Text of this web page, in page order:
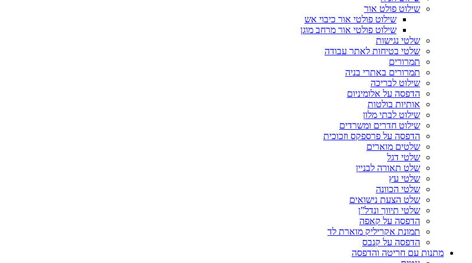
שילוט פולט אור
שילוט פולטי אור כיבוי אש
שילוט פולטי אור מרחב מוגן
שלטי נגישות
שלטי בטיחות לאתר עבודה
תמרורים
תמרורים באתרי בניה
שילוט לבריכה
הדפסה על אלומיניום
אותיות בולטות
שילוט לבתי מלון
שילוט חדרים ומשרדים
הדפסה על פרספקס וזכוכית
שלטים מוארים
שלטי דגל
שלט תאורה לבניין
שלטי עץ
שלטי הכוונה
שלט הצעת נישואים
שלטי תיווך ונדל”ן
הדפסה על קאפה
תמונת אקריליק מוארת לד
הדפסה על קנבס
מתנות עם חריטה והדפסה